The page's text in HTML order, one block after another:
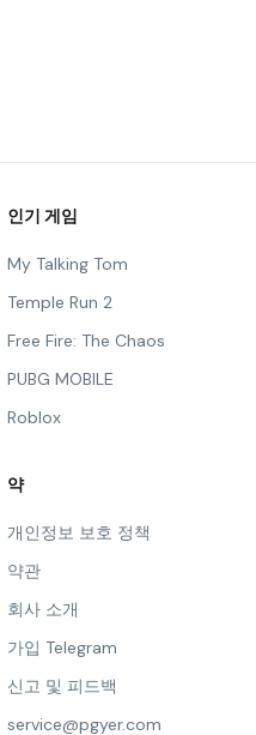
인기 게임
My Talking Tom
Temple Run 2
Free Fire: The Chaos
PUBG MOBILE
Roblox
약
개인정보 보호 정책
약관
회사 소개
가입 Telegram
신고 및 피드백
service@pgyer.com